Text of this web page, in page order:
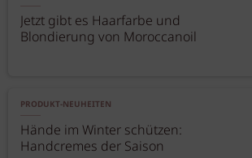
Jetzt gibt es Haarfarbe und
Blondierung von Moroccanoil
PRODUKT-NEUHEITEN
Hände im Winter schützen:
Handcremes der Saison